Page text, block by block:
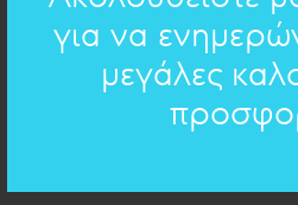
για να
μεγάλες